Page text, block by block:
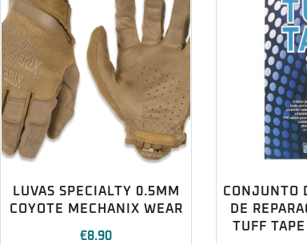
LUVAS SPECIALTY 0.5MM
COYOTE MECHANIX WEAR
€8.90
CONJUNTO
DE
TUFF TAPE